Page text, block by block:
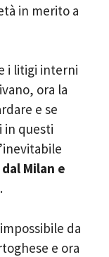
in merito a
i litigi interni
ora la
e se
in questi
Milan e
.
da
e ora